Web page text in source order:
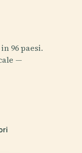
96 paesi.
—